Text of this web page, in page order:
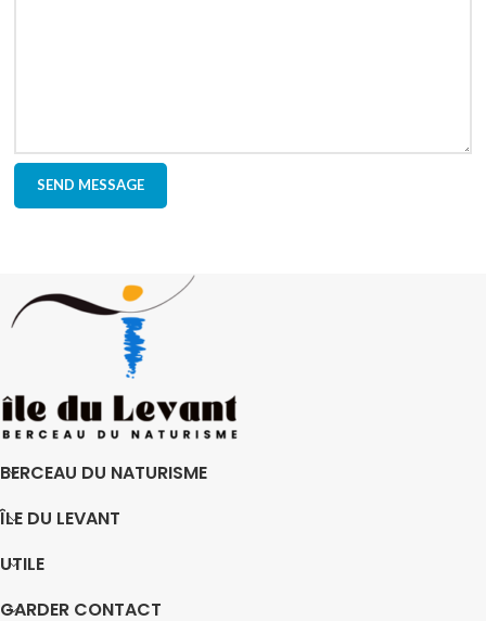
BERCEAU DU NATURISME
ÎLE DU LEVANT
UTILE
GARDER CONTACT